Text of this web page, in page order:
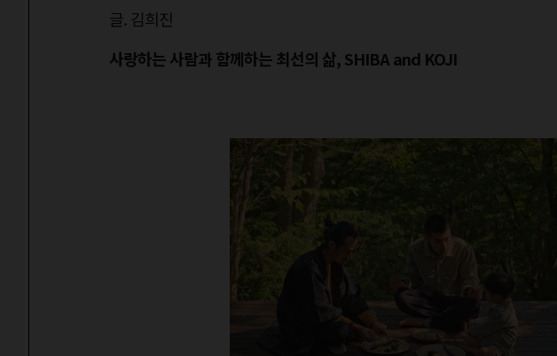
글. 김희진
사랑하는 사람과 함께하는 최선의 삶, SHIBA and KOJI